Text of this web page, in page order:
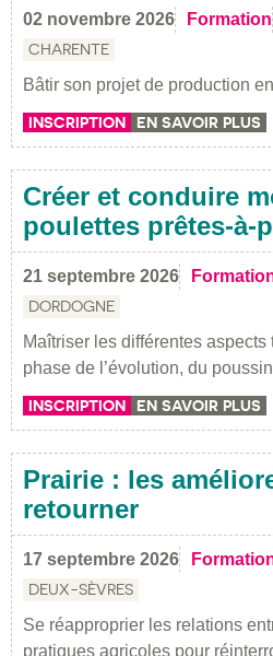
02 novembre 2026 Formation
CHARENTE
Bâtir son projet de production
INSCRIPTION EN SAVOIR PLUS
Créer et conduire
poulettes prêtes-à-
21 septembre 2026
DORDOGNE
Maîtriser les différentes
phase de l’évolution, du
INSCRIPTION EN SAVOIR PLUS
Prairie : les
retourner
17 septembre 2026
DEUX-SÈVRES
Se réapproprier les relations
pratiques agricoles pour